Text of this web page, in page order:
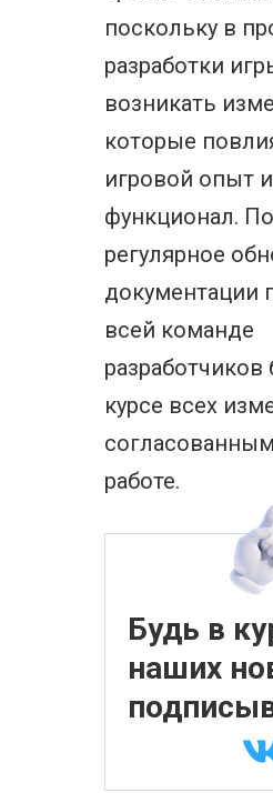
поскольку в
разработки
возникать
которые
игровой опыт и
функционал.
регулярное
документации
всей команде
разработчиков
курсе всех
работе.
Будь в
наших